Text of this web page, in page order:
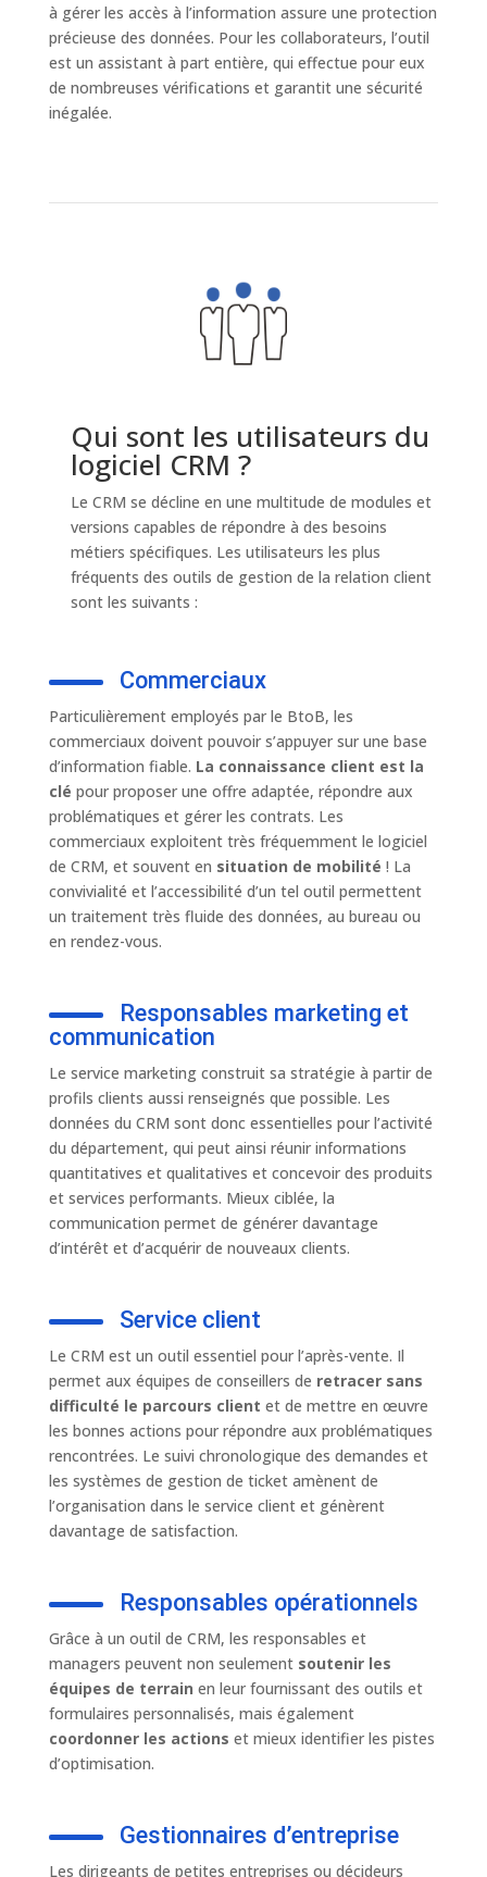
à gérer les accès à l’information assure une protection
précieuse des données. Pour les collaborateurs, l’outil
est un assistant à part entière, qui effectue pour eux
de nombreuses vérifications et garantit une sécurité
inégalée.
Qui sont les utilisateurs du
logiciel CRM ?
Le CRM se décline en une multitude de modules et
versions capables de répondre à des besoins
métiers spécifiques. Les utilisateurs les plus
fréquents des outils de gestion de la relation client
sont les suivants :
Commerciaux
Particulièrement employés par le BtoB, les
commerciaux doivent pouvoir s’appuyer sur une base
d’information fiable. La connaissance client est la
clé pour proposer une offre adaptée, répondre aux
problématiques et gérer les contrats. Les
commerciaux exploitent très fréquemment le logiciel
de CRM, et souvent en situation de mobilité ! La
convivialité et l’accessibilité d’un tel outil permettent
un traitement très fluide des données, au bureau ou
en rendez-vous.
Responsables marketing et
communication
Le service marketing construit sa stratégie à partir de
profils clients aussi renseignés que possible. Les
données du CRM sont donc essentielles pour l’activité
du département, qui peut ainsi réunir informations
quantitatives et qualitatives et concevoir des produits
et services performants. Mieux ciblée, la
communication permet de générer davantage
d’intérêt et d’acquérir de nouveaux clients.
Service client
Le CRM est un outil essentiel pour l’après-vente. Il
permet aux équipes de conseillers de retracer sans
difficulté le parcours client et de mettre en œuvre
les bonnes actions pour répondre aux problématiques
rencontrées. Le suivi chronologique des demandes et
les systèmes de gestion de ticket amènent de
l’organisation dans le service client et génèrent
davantage de satisfaction.
Responsables opérationnels
Grâce à un outil de CRM, les responsables et
managers peuvent non seulement soutenir les
équipes de terrain en leur fournissant des outils et
formulaires personnalisés, mais également
coordonner les actions et mieux identifier les pistes
d’optimisation.
Gestionnaires d’entreprise
Les dirigeants de petites entreprises ou décideurs